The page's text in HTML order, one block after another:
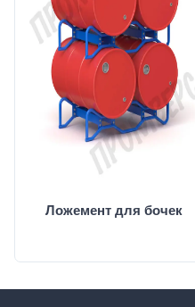
Ложемент для бочек